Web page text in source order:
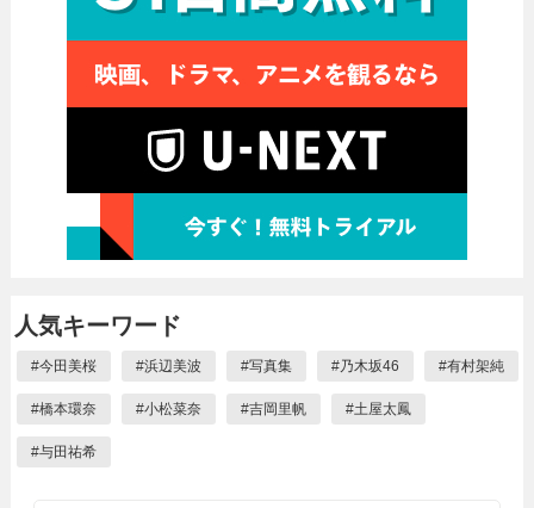
人気キーワード
#今田美桜 #浜辺美波 #写真集 #乃木坂46 #有村架純
#橋本環奈 #小松菜奈 #吉岡里帆 #土屋太鳳
#与田祐希